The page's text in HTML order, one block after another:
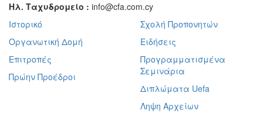
Ηλ. Ταχυδρομείο : info@cfa.com.cy
Ιστορικό
Οργανωτική Δομή
Επιτροπές
Πρώην Προέδροι
Σχολή Προπονητών
Ειδήσεις
Προγραμματισμένα
Σεμινάρια
Διπλώματα Uefa
Ληψη Αρχείων